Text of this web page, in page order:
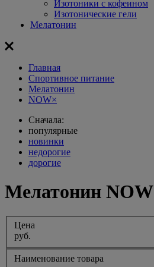
Изотоники с кофеином
Изотонические гели
Мелатонин
Главная
Спортивное питание
Мелатонин
NOW×
Сначала:
популярные
новинки
недорогие
дорогие
Мелатонин NOW
Цена
руб.
Наименование товара